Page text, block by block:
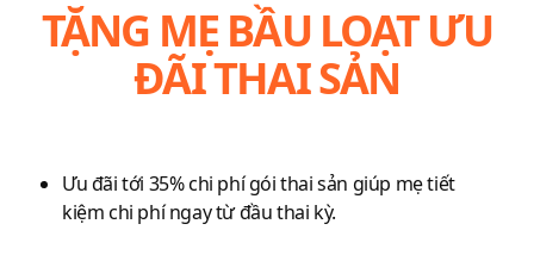
TẶNG MẸ BẦU LOẠT ƯU
ĐÃI THAI SẢN
Ưu đãi tới 35% chi phí gói thai sản giúp mẹ tiết
kiệm chi phí ngay từ đầu thai kỳ.